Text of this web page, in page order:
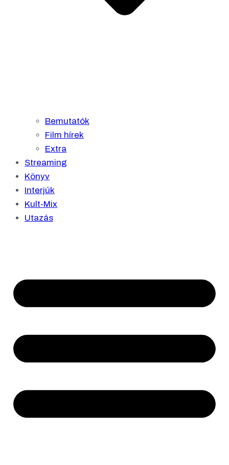
Bemutatók
Film hírek
Extra
Streaming
Könyv
Interjúk
Kult-Mix
Utazás